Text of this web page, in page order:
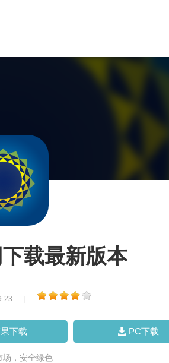
载最新版本
23
下载 PC下载
场，安全绿色